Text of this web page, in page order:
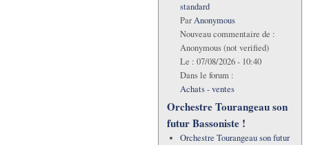
standard
ParAnonymous
Nouveau commentaire de :
Anonymous (not verified)
Le : 07/08/2026 - 10:40
Dans le forum :
Achats - ventes
Orchestre Tourangeau son
futur Bassoniste !
Orchestre Tourangeau son futur